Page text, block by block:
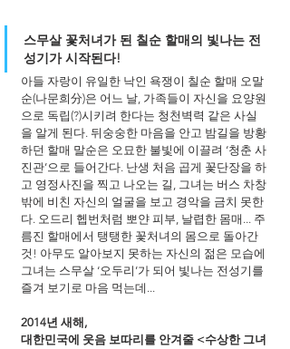
스무살 꽃처녀가 된 칠순 할매의 빛나는 전
성기가 시작된다!
아들 자랑이 유일한 낙인 욕쟁이 칠순 할매 오말
순(나문희分)은 어느 날, 가족들이 자신을 요양원
으로 독립(?)시키려 한다는 청천벽력 같은 사실
을 알게 된다. 뒤숭숭한 마음을 안고 밤길을 방황
하던 할매 말순은 오묘한 불빛에 이끌려 ‘청춘 사
진관’으로 들어간다. 난생 처음 곱게 꽃단장을 하
고 영정사진을 찍고 나오는 길, 그녀는 버스 차창
밖에 비친 자신의 얼굴을 보고 경악을 금치 못한
다. 오드리 헵번처럼 뽀얀 피부, 날렵한 몸매... 주
름진 할매에서 탱탱한 꽃처녀의 몸으로 돌아간
것! 아무도 알아보지 못하는 자신의 젊은 모습에
그녀는 스무살 ‘오두리’가 되어 빛나는 전성기를
즐겨 보기로 마음 먹는데...
2014년 새해,
대한민국에 웃음 보따리를 안겨줄 <수상한 그녀